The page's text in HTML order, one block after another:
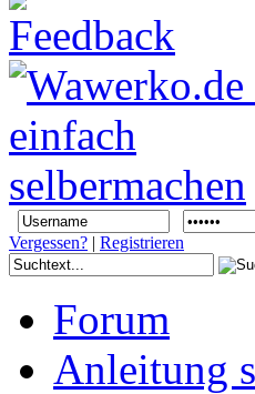
Vergessen? | Registrieren
Forum
Anleitung